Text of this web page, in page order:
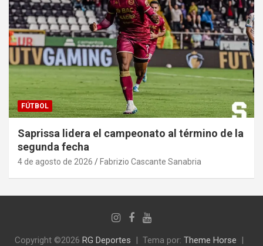
FÚTBOL
Saprissa lidera el campeonato al término de la
segunda fecha
4 de agosto de 2026 Fabrizio Cascante Sanabria
Copyright ©2026 RG Deportes‎ Tema por: Theme Horse